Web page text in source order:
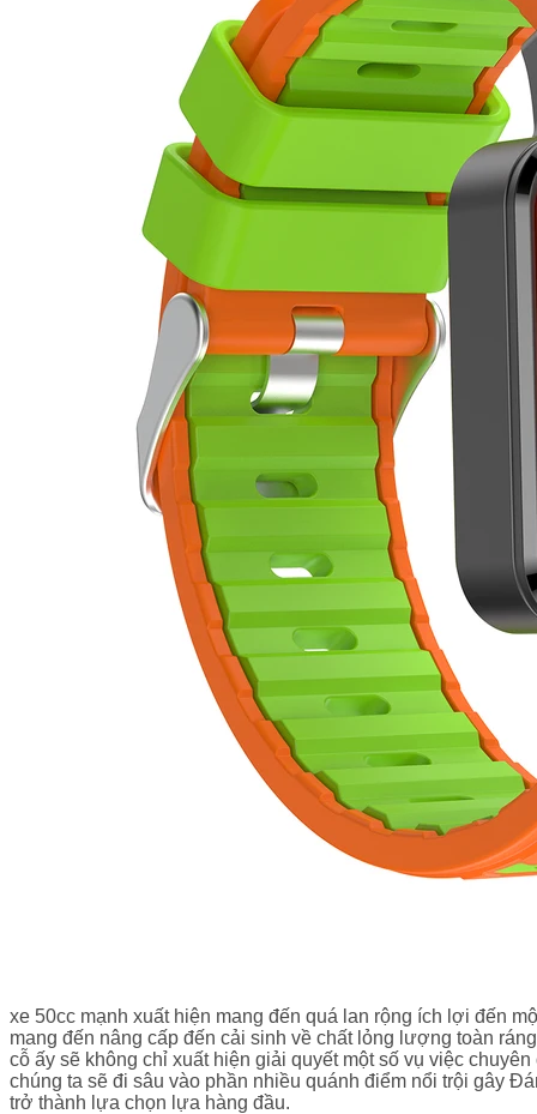
xe 50cc mạnh xuất hiện mang đến quá lan rộng ích lợi đến
mang đến nâng cấp đến cải sinh về chất lỏng lượng toàn
cỗ ấy sẽ không chỉ xuất hiện giải quyết một số vụ việc
chúng ta sẽ đi sâu vào phần nhiều quánh điểm nổi trội gây
trở thành lựa chọn lựa hàng đầu.